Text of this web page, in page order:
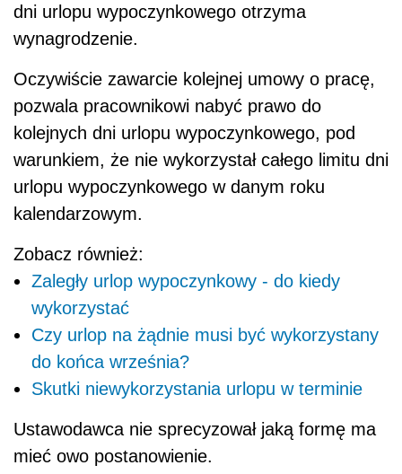
dni urlopu wypoczynkowego otrzyma
wynagrodzenie.
Oczywiście zawarcie kolejnej umowy o pracę,
pozwala pracownikowi nabyć prawo do
kolejnych dni urlopu wypoczynkowego, pod
warunkiem, że nie wykorzystał całego limitu dni
urlopu wypoczynkowego w danym roku
kalendarzowym.
Zobacz również:
Zaległy urlop wypoczynkowy - do kiedy
wykorzystać
Czy urlop na żądnie musi być wykorzystany
do końca września?
Skutki niewykorzystania urlopu w terminie
Ustawodawca nie sprecyzował jaką formę ma
mieć owo postanowienie.